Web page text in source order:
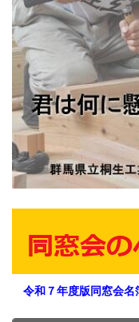
令和７年度版同窓会名